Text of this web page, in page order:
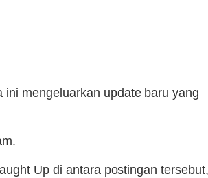
mengeluarkan update baru yang
Up di antara postingan